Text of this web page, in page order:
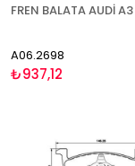
A06.2698
₺937,12